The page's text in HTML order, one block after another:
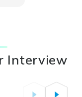
Interview